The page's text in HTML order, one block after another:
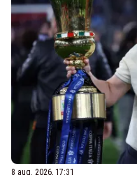
8 aug. 2026, 17:31